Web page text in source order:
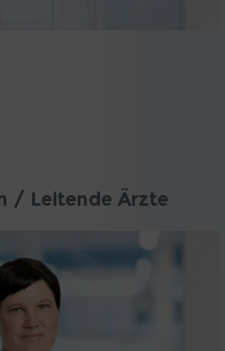
/ Leitende Ärzte